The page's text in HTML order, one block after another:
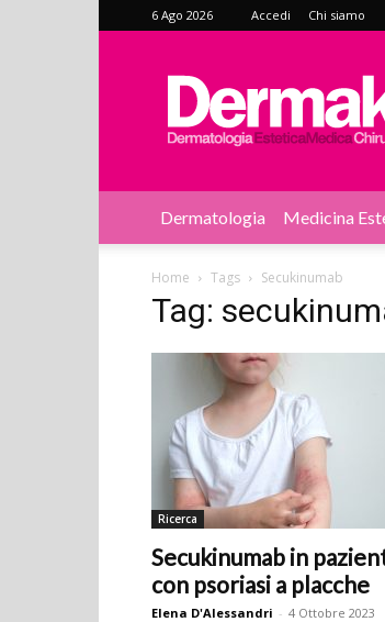
6 Ago 2026 Accedi Chi siamo
Dermakos
Dermatologia Medicina
Home Tags Secukinumab
Tag:
Ricerca
Secukinumab in
con psoriasi a placche
Elena D'Alessandri - 4 Ottobre 2023